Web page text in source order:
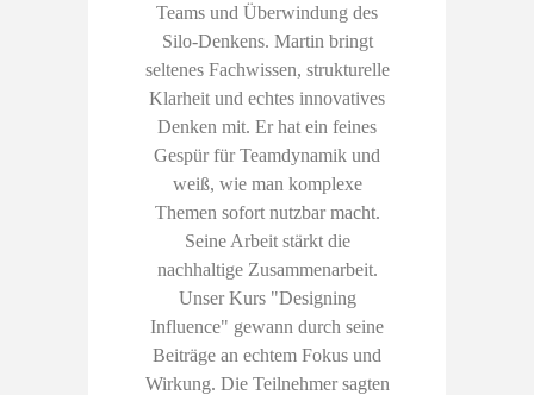
Teams und Überwindung des
Silo-Denkens. Martin bringt
seltenes Fachwissen, strukturelle
Klarheit und echtes innovatives
Denken mit. Er hat ein feines
Gespür für Teamdynamik und
weiß, wie man komplexe
Themen sofort nutzbar macht.
Seine Arbeit stärkt die
nachhaltige Zusammenarbeit.
Unser Kurs "Designing
Influence" gewann durch seine
Beiträge an echtem Fokus und
Wirkung. Die Teilnehmer sagten